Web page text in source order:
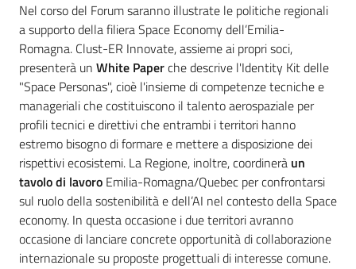
Nel corso del Forum saranno illustrate le politiche regionali
a supporto della filiera Space Economy dell’Emilia-
Romagna. Clust-ER Innovate, assieme ai propri soci,
presenterà un White Paperche descrive l'Identity Kit delle
"Space Personas", cioè l'insieme di competenze tecniche e
manageriali che costituiscono il talento aerospaziale per
profili tecnici e direttivi che entrambi i territori hanno
estremo bisogno di formare e mettere a disposizione dei
rispettivi ecosistemi. La Regione, inoltre, coordinerà un
tavolo di lavoro Emilia-Romagna/Quebec per confrontarsi
sul ruolo della sostenibilità e dell’AI nel contesto della Space
economy. In questa occasione i due territori avranno
occasione di lanciare concrete opportunità di collaborazione
internazionale su proposte progettuali di interesse comune.